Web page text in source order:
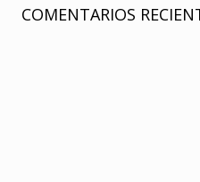
COMENTARIOS